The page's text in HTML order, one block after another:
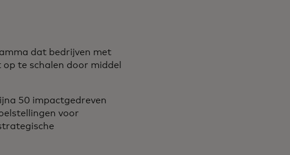
dat bedrijven met
te schalen door middel
50 impactgedreven
voor